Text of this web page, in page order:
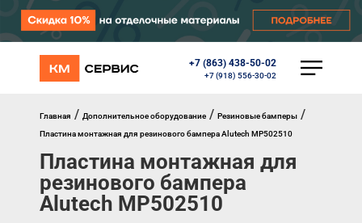
+7 (863) 438-50-02
+7 (918) 556-30-02
КАТАЛОГ
Автоматика
Перегрузочное оборудование
Уличные калитки
Шлагбаумы
Противопожарные ворота
Противопожарные шторы
Главная / Дополнительное оборудование / Резиновые бамперы /
Пластина монтажная для резинового бампера Alutech MP502510
Пластина монтажная для
резинового бампера
Alutech MP502510